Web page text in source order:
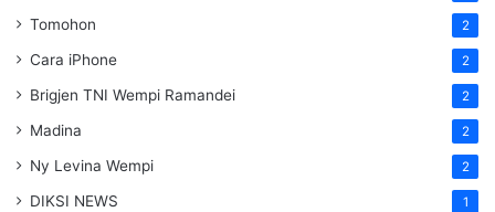
Tomohon 2
Cara iPhone 2
Brigjen TNI Wempi Ramandei 2
Madina 2
Ny Levina Wempi 2
DIKSI NEWS 1